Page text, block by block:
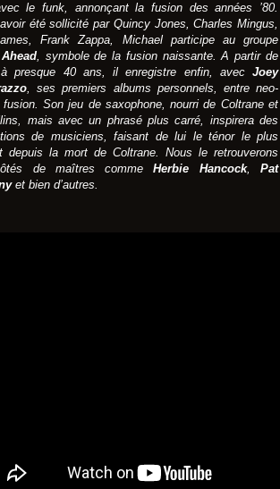
le funk, annonçant la fusion des années ’80.
été sollicité par Quincy Jones, Charles Mingus,
Frank Zappa, Michael participe au groupe
, symbole de la fusion naissante. A partir de
presque 40 ans, il enregistre enfin, avec Joey
, ses premiers albums personnels, entre neo-
Son jeu de saxophone, nourri de Coltrane et
mais avec un phrasé plus carré, inspirera des
de musiciens, faisant de lui le ténor le plus
depuis la mort de Coltrane. Nous le retrouverons
de maîtres commeHerbie Hancock,Pat
et bien d’autres.